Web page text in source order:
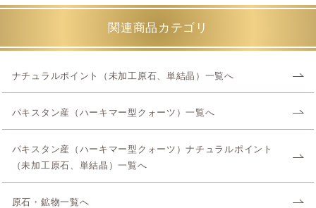
関連商品カテゴリ
ナチュラルポイント（未加工原石、単結晶）一覧へ
パキスタン産（ハーキマー型クォーツ）一覧へ
パキスタン産（ハーキマー型クォーツ）ナチュラルポイント
（未加工原石、単結晶）一覧へ
原石・鉱物一覧へ